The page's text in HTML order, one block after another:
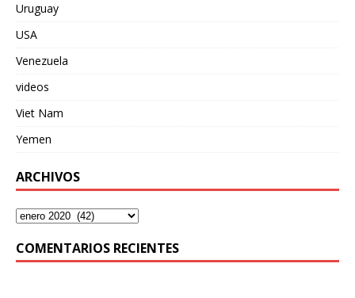
Uruguay
USA
Venezuela
videos
Viet Nam
Yemen
ARCHIVOS
COMENTARIOS RECIENTES